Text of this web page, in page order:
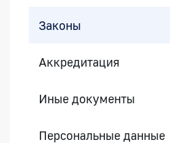
Законы
Аккредитация
Иные документы
Персональные данные